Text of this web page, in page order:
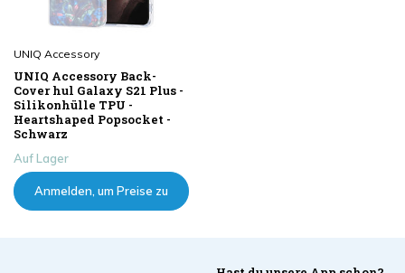
UNIQ Accessory
UNIQ Accessory Back-
Cover hul Galaxy S21 Plus -
Silikonhülle TPU -
Heartshaped Popsocket -
Schwarz
Auf Lager
Anmelden, um Preise zu